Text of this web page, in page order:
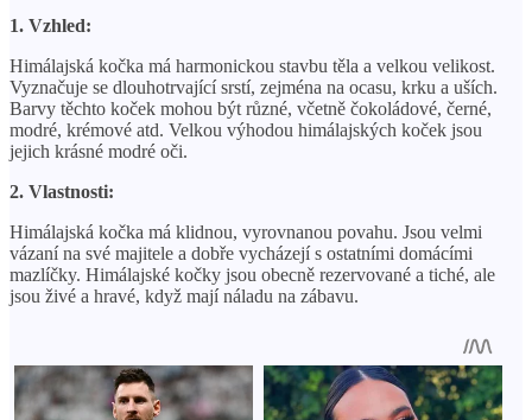
1. Vzhled:
Himálajská kočka má harmonickou stavbu těla a velkou velikost.
Vyznačuje se dlouhotrvající srstí, zejména na ocasu, krku a uších.
Barvy těchto koček mohou být různé, včetně čokoládové, černé,
modré, krémové atd. Velkou výhodou himálajských koček jsou
jejich krásné modré oči.
2. Vlastnosti:
Himálajská kočka má klidnou, vyrovnanou povahu. Jsou velmi
vázaní na své majitele a dobře vycházejí s ostatními domácími
mazlíčky. Himálajské kočky jsou obecně rezervované a tiché, ale
jsou živé a hravé, když mají náladu na zábavu.